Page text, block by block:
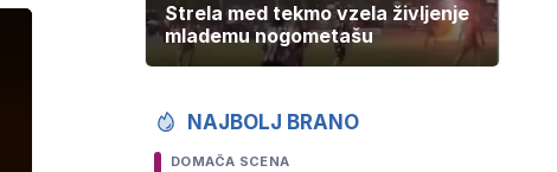
Strela med tekmo vzela življenje
mlademu nogometašu
NAJBOLJ BRANO
DOMAČA SCENA